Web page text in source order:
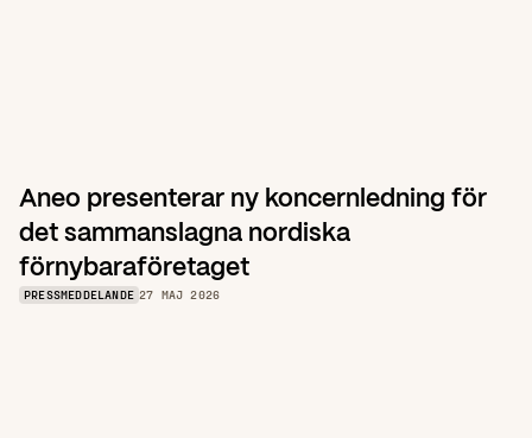
Aneo presenterar ny koncernledning för
det sammanslagna nordiska
förnybaraföretaget
PRESSMEDDELANDE 27 MAJ 2026